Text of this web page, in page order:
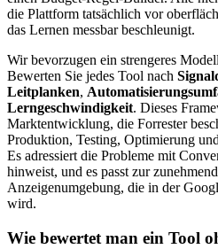
die Plattform tatsächlich vor
das Lernen messbar beschleunigt.
Wir bevorzugen ein strengeres
Bewerten Sie jedes Tool nach
Leitplanken,
Lerngeschwindigkeit. Dieses
Marktentwicklung, die Forrester
Produktion, Testing, Optimierung
Es adressiert die Probleme mit
hinweist, und es passt zur
Anzeigenumgebung, die in der
wird.
Wie bewertet man ein Tool